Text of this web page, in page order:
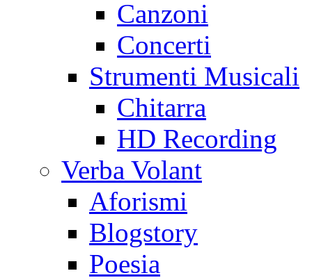
Canzoni
Concerti
Strumenti Musicali
Chitarra
HD Recording
Verba Volant
Aforismi
Blogstory
Poesia